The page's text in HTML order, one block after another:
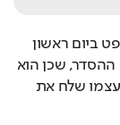
כתב האישום המתוקן יובא לאישור בית המשפט ביום ראשון
הקרוב. עם זאת, בית המשפט צפוי לאשר את ההסדר, שכן הוא
נחתם בתום הליך גישור ארוך, שבית המשפט עצמו שלח את